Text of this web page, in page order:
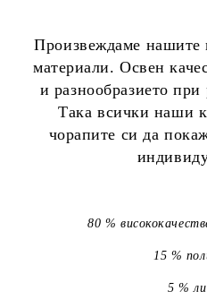
Произвеждаме нашите
материали. Освен
и разнообразието
Така всички наши
чорапите си да
80 %
15 %
5 %